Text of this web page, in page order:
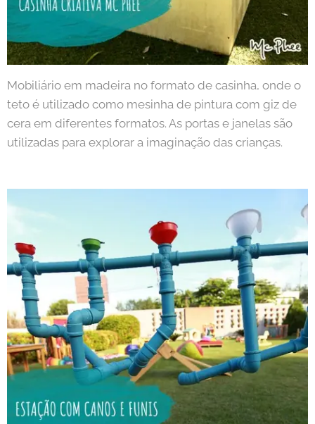
Mobiliário em madeira no formato de casinha, onde o
teto é utilizado como mesinha de pintura com giz de
cera em diferentes formatos. As portas e janelas são
utilizadas para explorar a imaginação das crianças.